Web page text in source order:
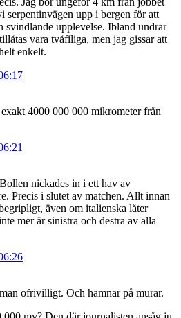
serpentinvägen upp i bergen för att
svindlande upplevelse. Ibland undrar
vara tvåfiliga, men jag gissar att
enkelt.
4000 000 000 mikrometer från
nickades in i ett hav av
Precis i slutet av matchen. Allt innan
även om italienska låter
mer är sinistra och destra av alla
ofrivilligt. Och hamnar på murar.